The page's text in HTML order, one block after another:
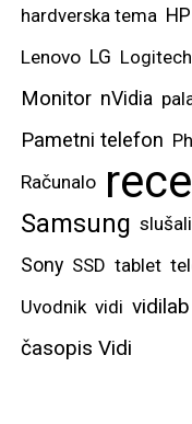
hardverska tema HP
Lenovo LG Logitech
Monitor nVidia
Pametni telefon
Računalo
Samsung
Sony SSD tablet
Uvodnik vidi vidilab
časopis Vidi